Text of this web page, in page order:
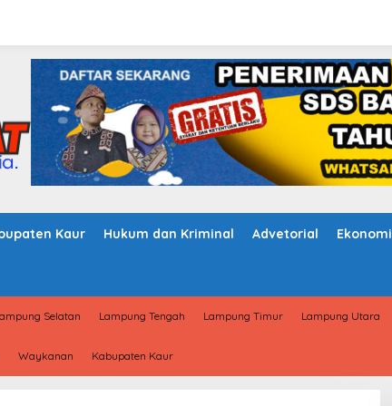
Kaur Hukum dan Kriminal Advetorial Ekonomi
Selatan Lampung Tengah Lampung Timur Lampung Utara
Waykanan Kabupaten Kaur